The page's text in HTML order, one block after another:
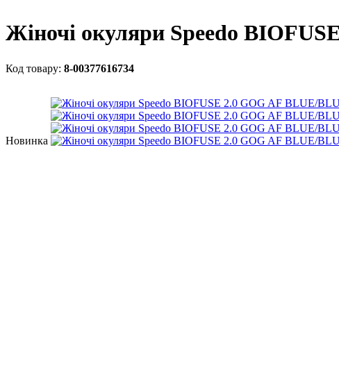
Жіночі окуляри Speedo
8-00377616734
Новинка